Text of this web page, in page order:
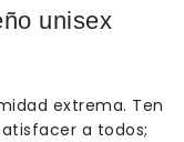
unisex
extrema. Ten
a todos;